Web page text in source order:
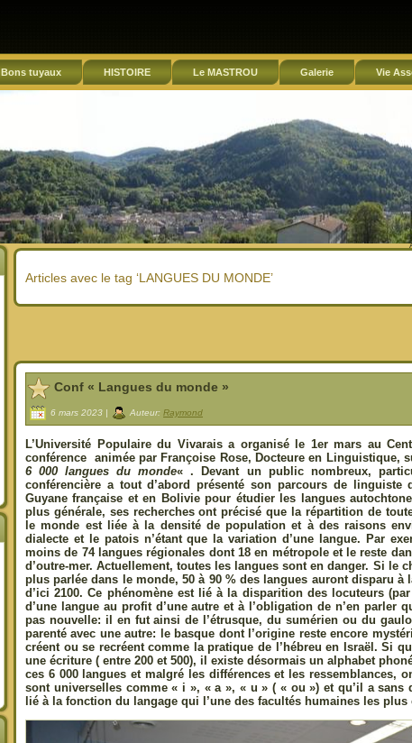
Bons tuyaux HISTOIRE Le MASTROU Galerie Vie
Articles avec le tag ‘LANGUES DU MONDE’
Conf « Langues du monde »
6 mars 2023 | Auteur: Raymond
L’Université Populaire du Vivarais a organisé le 1er mars au
conférence animée par Françoise Rose, Docteure en Linguistique,
6 000 langues du monde« . Devant un public nombreux,
conférencière a tout d’abord présenté son parcours de
Guyane française et en Bolivie pour étudier les langues
plus générale, ses recherches ont précisé que la répartition de
le monde est liée à la densité de population et à des raisons
dialecte et le patois n’étant que la variation d’une langue. Par
moins de 74 langues régionales dont 18 en métropole et le reste
d’outre-mer. Actuellement, toutes les langues sont en danger. Si le
plus parlée dans le monde, 50 à 90 % des langues auront disparu
d’ici 2100. Ce phénomène est lié à la disparition des locuteurs
d’une langue au profit d’une autre et à l’obligation de n’en parler
pas nouvelle: il en fut ainsi de l’étrusque, du sumérien ou du
parenté avec une autre: le basque dont l’origine reste encore
créent ou se recréent comme la pratique de l’hébreu en Israël. Si
une écriture ( entre 200 et 500), il existe désormais un alphabet
ces 6 000 langues et malgré les différences et les ressemblances,
sont universelles comme « i », « a », « u » ( « ou ») et qu’il a sans
lié à la fonction du langage qui l’une des facultés humaines les plus